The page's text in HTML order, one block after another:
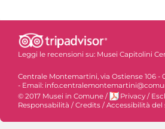
Leggi le recensioni su: Musei Capitolini
Centrale Montemartini, via Ostiense 106 -
- Email:
© 2017 Musei in Comune / Privacy /
Responsabilità / Credits / Accessibilità del